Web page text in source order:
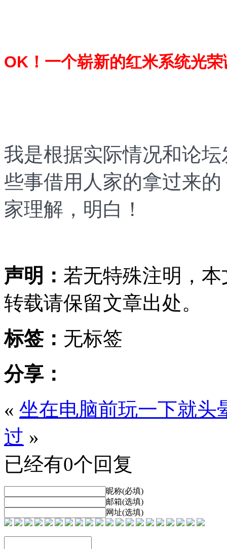
OK！一个崭新的红米系统光
我是根据实际情况和论
些事借用人家的拿过来
家理解，明白！
声明： 若无特殊注明，
转载请保留文章出处。
标签： 无标签
分享：
« 坐在电脑前玩一下就头
过 »
已经有0个回复
昵称(必填)
邮箱(选填)
网址(选填)